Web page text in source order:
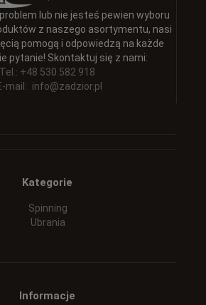
lub nie jesteś pewien wyboru
z naszego asortymentu, nasi
pomogą i odpowiedzą na każde
pytanie! Skontaktuj się z nami:
Tel.: +48 530 582 918
mail: info@zadzior.pl
Kategorie
Spinning
Ubrania
Informacje